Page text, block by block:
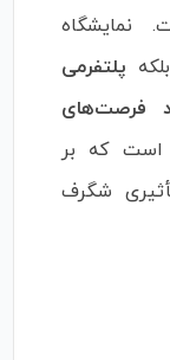
نمایشگاه
پلتفرمی
فرصت‌های
است که بر
شگرف